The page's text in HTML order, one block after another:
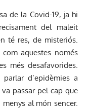
de la Covid-19, ja hi
del maleit
té res, de misteriós.
com aquestes només
més desafavorides.
d’epidèmies a
passar pel cap que
al món sencer.